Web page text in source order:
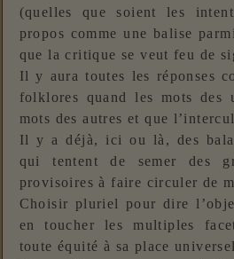
(quelles que soient les
propos comme une balise
que la critique se veut feu de
Il y aura toutes les réponses
folklores quand les mots des
mots des autres et que
Il y a déjà, ici ou là, des
qui tentent de semer des
provisoires à faire circuler de
Choisir pluriel pour dire
en toucher les multiples
toute équité à sa place